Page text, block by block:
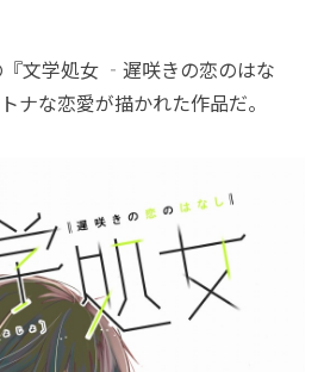
文学処女 ‐遅咲きの恋のはな
ナな恋愛が描かれた作品だ。